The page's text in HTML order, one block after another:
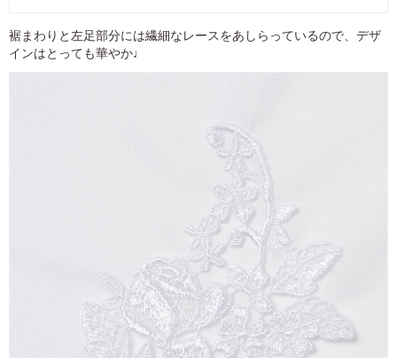
裾まわりと左足部分には繊細なレースをあしらっているので、デザ
インはとっても華やか♩